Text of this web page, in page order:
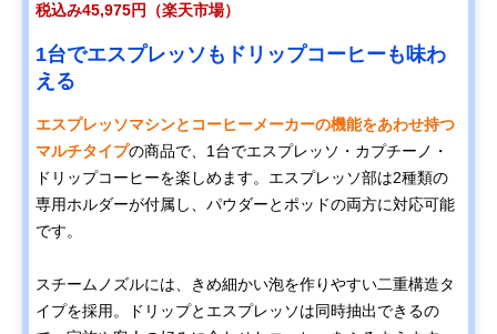
税込み45,975円（楽天市場）
1台でエスプレッソもドリップコーヒーも味わ
える
エスプレッソマシンとコーヒーメーカーの機能をあわせ持つ
マルチタイプの商品で、1台でエスプレッソ・カプチーノ・
ドリップコーヒーを楽しめます。エスプレッソ部は2種類の
専用ホルダーが付属し、パウダーとポッドの両方に対応可能
です。
スチームノズルには、きめ細かい泡を作りやすい二重構造タ
イプを採用。ドリップとエスプレッソは同時抽出できるの